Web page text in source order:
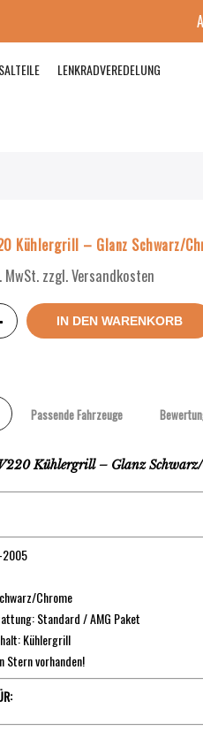
LENKRADVEREDELUNG
Kühlergrill – Glanz Schwarz/
MwSt. zzgl. Versandkosten
IN DEN WARENKORB
Passende Fahrzeuge
Kühlergrill – Glanz
2005
Chrome
Standard / AMG Paket
Kühlergrill
Stern vorhanden!